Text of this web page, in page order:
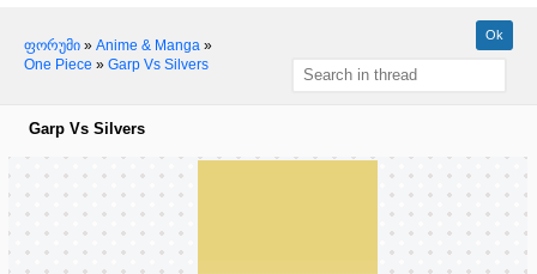
ფორუმი » Anime & Manga »
One Piece » Garp Vs Silvers
Garp Vs Silvers